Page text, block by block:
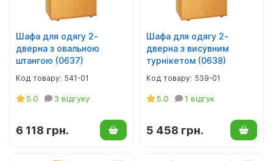
Шафа для одягу 2-
дверна з овальною
штангою (0637)
541-01
5.0 3 відгуку
6 118 грн.
Шафа для одягу 2-
дверна з висувним
турнікетом (0638)
539-01
5.0 1 відгук
5 458 грн.